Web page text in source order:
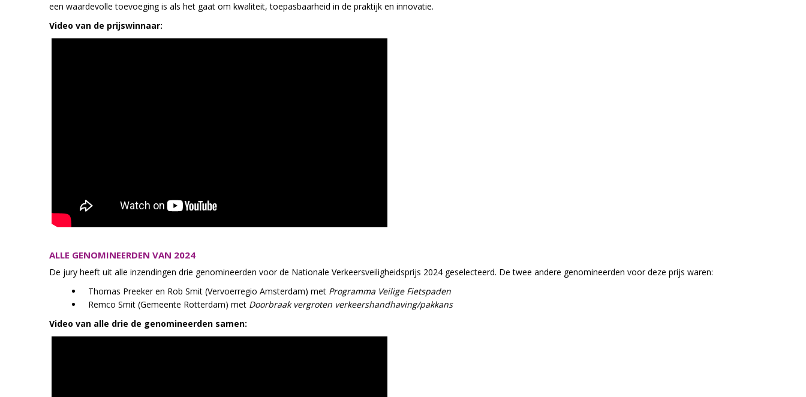
een waardevolle toevoeging is als het gaat om kwaliteit, toepasbaarheid in de praktijk en innovatie.
Video van de prijswinnaar:
ALLE GENOMINEERDEN VAN 2024
De jury heeft uit alle inzendingen drie genomineerden voor de Nationale Verkeersveiligheidsprijs 2024 geselecteerd. De twee andere genomineerden voor deze prijs waren:
Thomas Preeker en Rob Smit (Vervoerregio Amsterdam) met Programma Veilige Fietspaden
Remco Smit (Gemeente Rotterdam) met Doorbraak vergroten verkeershandhaving/pakkans
Video van alle drie de genomineerden samen: